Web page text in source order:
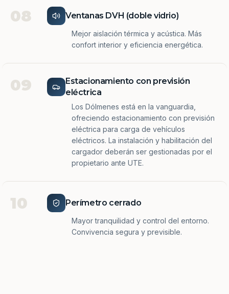
08 Ventanas DVH (doble vidrio)
Mejor aislación térmica y acústica. Más
confort interior y eficiencia energética.
09
Estacionamiento con previsión
eléctrica
Los Dólmenes está en la vanguardia,
ofreciendo estacionamiento con previsión
eléctrica para carga de vehículos
eléctricos. La instalación y habilitación del
cargador deberán ser gestionadas por el
propietario ante UTE.
10 Perímetro cerrado
Mayor tranquilidad y control del entorno.
Convivencia segura y previsible.